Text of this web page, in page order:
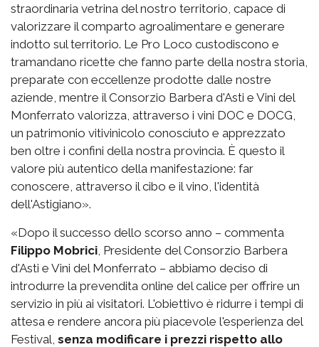
straordinaria vetrina del nostro territorio, capace di
valorizzare il comparto agroalimentare e generare
indotto sul territorio. Le Pro Loco custodiscono e
tramandano ricette che fanno parte della nostra storia,
preparate con eccellenze prodotte dalle nostre
aziende, mentre il Consorzio Barbera d'Asti e Vini del
Monferrato valorizza, attraverso i vini DOC e DOCG,
un patrimonio vitivinicolo conosciuto e apprezzato
ben oltre i confini della nostra provincia. È questo il
valore più autentico della manifestazione: far
conoscere, attraverso il cibo e il vino, l'identità
dell'Astigiano».
«Dopo il successo dello scorso anno – commenta
Filippo Mobrici , Presidente del Consorzio Barbera
d'Asti e Vini del Monferrato – abbiamo deciso di
introdurre la prevendita online del calice per offrire un
servizio in più ai visitatori. L'obiettivo è ridurre i tempi di
attesa e rendere ancora più piacevole l'esperienza del
Festival, senza modificare i prezzi rispetto allo